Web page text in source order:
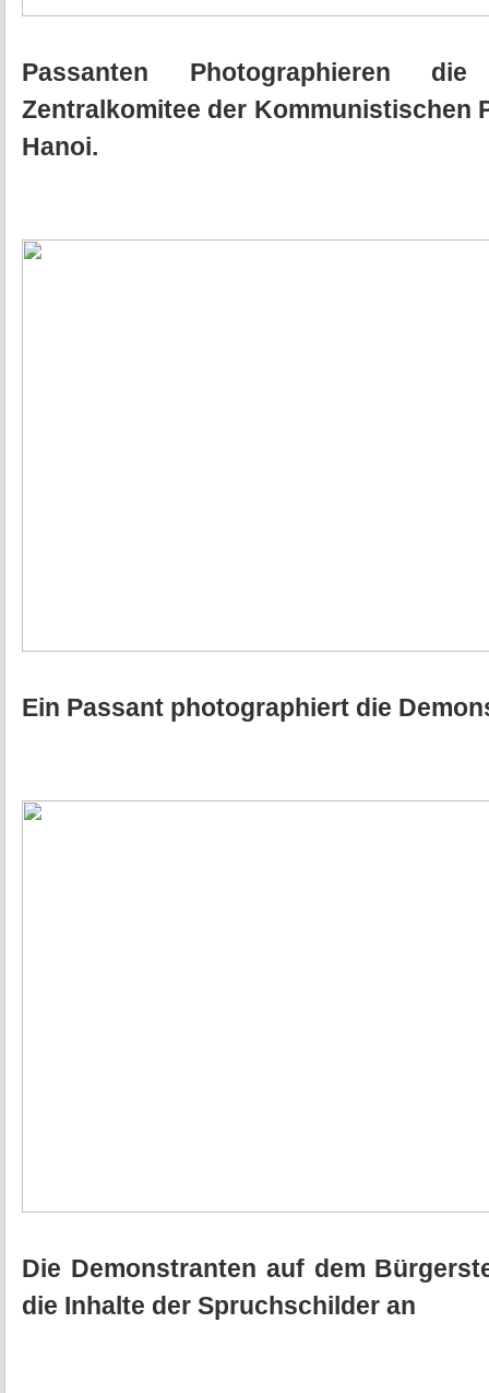
Passanten Photographieren
Zentralkomitee der Kommunistischen
Hanoi.
Ein Passant photographiert die
Die Demonstranten auf dem
die Inhalte der Spruchschilder an